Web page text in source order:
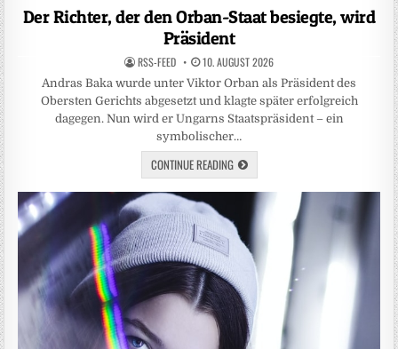
Der Richter, der den Orban-Staat besiegte, wird
Präsident
RSS-FEED 10. AUGUST 2026
Andras Baka wurde unter Viktor Orban als Präsident des
Obersten Gerichts abgesetzt und klagte später erfolgreich
dagegen. Nun wird er Ungarns Staatspräsident – ein
symbolischer…
CONTINUE READING